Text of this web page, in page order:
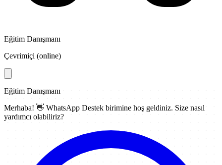
Eğitim Danışmanı
Çevrimiçi (online)
Eğitim Danışmanı
Merhaba! 👋 WhatsApp Destek birimine hoş geldiniz. Size nasıl
yardımcı olabiliriz?